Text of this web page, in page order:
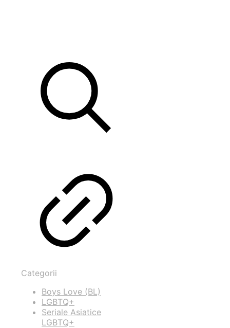
Categorii
Boys Love (BL)
LGBTQ+
Seriale Asiatice
LGBTQ+